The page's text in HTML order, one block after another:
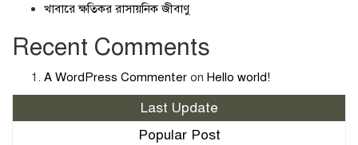
খাবারে ক্ষতিকর রাসায়নিক জীবাণু
Recent Comments
A WordPress Commenter on Hello world!
Last Update
Popular Post